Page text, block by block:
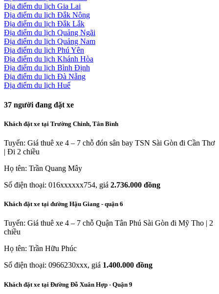
Địa điểm du lịch Gia Lai
Địa điểm du lịch Đắk Nông
Địa điểm du lịch Đắk Lắk
Địa điểm du lịch Quảng Ngãi
Địa điểm du lịch Quảng Nam
Địa điểm du lịch Phú Yên
Địa điểm du lịch Khánh Hòa
Địa điểm du lịch Bình Định
Địa điểm du lịch Đà Nẵng
Địa điểm du lịch Huế
37 người đang đặt xe
Khách đặt xe tại Trường Chinh, Tân Bình
Tuyến: Giá thuê xe 4 – 7 chỗ đón sân bay TSN Sài Gòn đi Cần Thơ
| Đi 2 chiều
Họ tên: Trần Quang Mây
Số điện thoại: 016xxxxxx754, giá 2.736.000 đồng
Khách đặt xe tại đường Hậu Giang - quận 6
Tuyến: Giá thuê xe 4 – 7 chỗ Quận Tân Phú Sài Gòn đi Mỹ Tho | 2
chiều
Họ tên: Trần Hữu Phúc
Số điện thoại: 0966230xxx, giá 1.400.000 đồng
Khách đặt xe tại Đường Đỗ Xuân Hợp - Quận 9